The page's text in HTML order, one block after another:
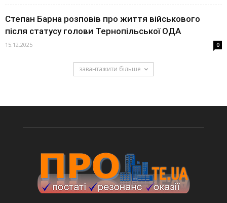
Степан Барна розповів про життя військового
після статусу голови Тернопільської ОДА
15.12.2025 0
завантажити більше